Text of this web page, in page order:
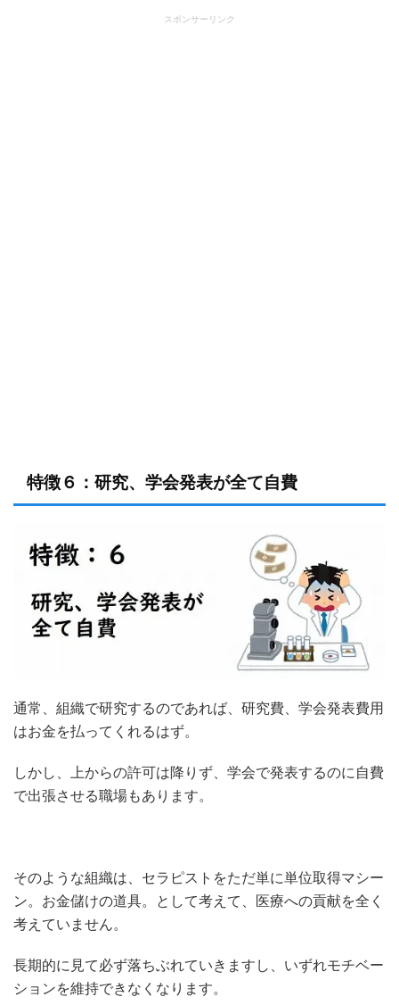
スポンサーリンク
特徴６：研究、学会発表が全て自費
通常、組織で研究するのであれば、研究費、学会発表費用
はお金を払ってくれるはず。
しかし、上からの許可は降りず、学会で発表するのに自費
で出張させる職場もあります。
そのような組織は、セラピストをただ単に単位取得マシー
ン。お金儲けの道具。として考えて、医療への貢献を全く
考えていません。
長期的に見て必ず落ちぶれていきますし、いずれモチベー
ションを維持できなくなります。